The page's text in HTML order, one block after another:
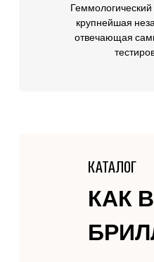
крупнейшая
отвечающая
КАТАЛОГ
КАК